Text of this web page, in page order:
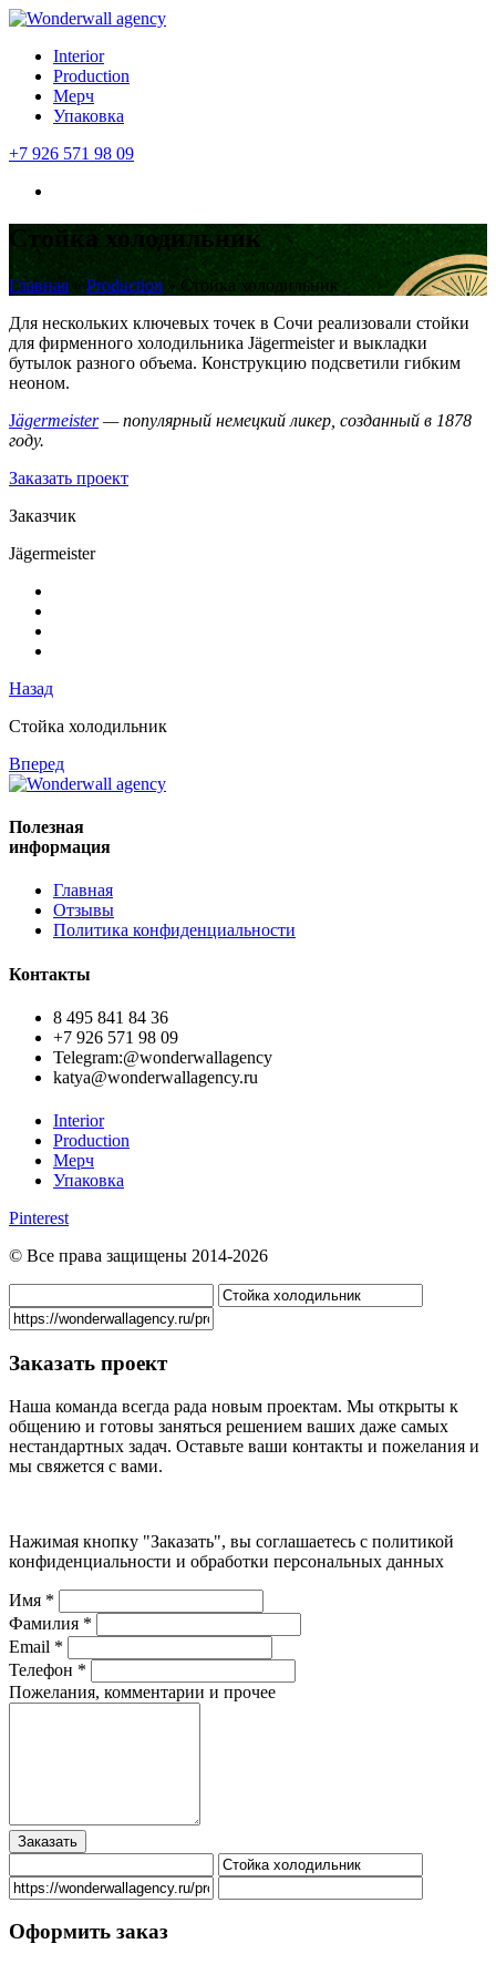
Interior
Production
Мерч
Упаковка
+7 926 571 98 09
Стойка холодильник
Главная »Production » Стойка холодильник
Для нескольких ключевых точек в Сочи реализовали стойки
для фирменного холодильника Jägermeister и выкладки
бутылок разного объема. Конструкцию подсветили гибким
неоном.
Jägermeister— популярный немецкий ликер, созданный в 1878
году.
Заказать проект
Заказчик
Jägermeister
Назад
Стойка холодильник
Вперед
Полезная
информация
Главная
Отзывы
Политика конфиденциальности
Контакты
8 495 841 84 36
+7 926 571 98 09
Telegram:@wonderwallagency
katya@wonderwallagency.ru
Interior
Production
Мерч
Упаковка
Pinterest
© Все права защищены 2014-2026
Заказать проект
Наша команда всегда рада новым проектам. Мы открыты к
общению и готовы заняться решением ваших даже самых
нестандартных задач. Оставьте ваши контакты и пожелания и
мы свяжется с вами.
Нажимая кнопку "Заказать", вы соглашаетесь с политикой
конфиденциальности и обработки персональных данных
Имя *
Фамилия *
Email *
Телефон *
Пожелания, комментарии и прочее
Оформить заказ